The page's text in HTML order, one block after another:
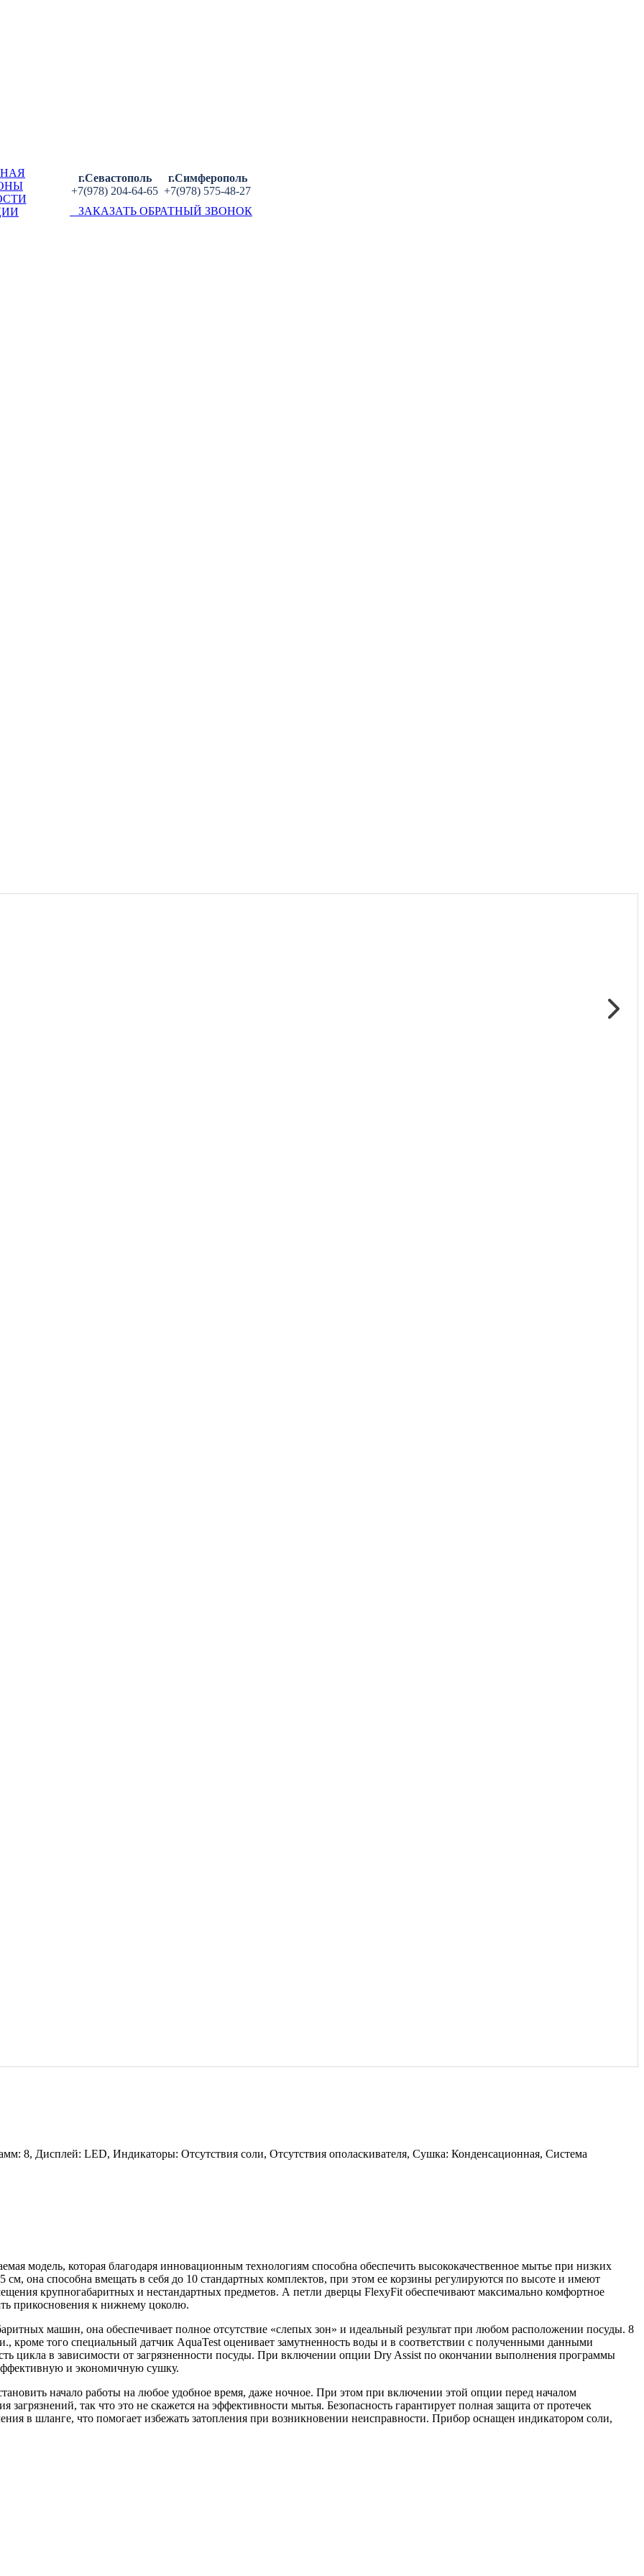
г.Севастополь
+7(978) 204-64-65
г.Симферополь
+7(978) 575-48-27
ЗАКАЗАТЬ ОБРАТНЫЙ ЗВОНОК
8, Дисплей: LED, Индикаторы: Отсутствия соли, Отсутствия ополаскивателя, Сушка: Конденсационная, Система
модель, которая благодаря инновационным технологиям способна обеспечить высококачественное мытье при низких
см, она способна вмещать в себя до 10 стандартных комплектов, при этом ее корзины регулируются по высоте и имеют
крупногабаритных и нестандартных предметов. А петли дверцы FlexyFit обеспечивают максимально комфортное
прикосновения к нижнему цоколю.
машин, она обеспечивает полное отсутствие «слепых зон» и идеальный результат при любом расположении посуды. 8
того специальный датчик AquaTest оценивает замутненность воды и в соответствии с полученными данными
цикла в зависимости от загрязненности посуды. При включении опции Dry Assist по окончании выполнения программы
и экономичную сушку.
начало работы на любое удобное время, даже ночное. При этом при включении этой опции перед началом
так что это не скажется на эффективности мытья. Безопасность гарантирует полная защита от протечек
в шланге, что помогает избежать затопления при возникновении неисправности. Прибор оснащен индикатором соли,